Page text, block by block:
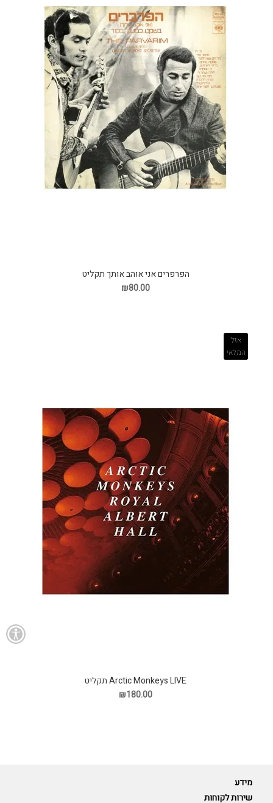
הפרפרים אני אוהב אותך תקליט
₪80.00
אזל
המלאי
Arctic Monkeys LIVE תקליט
₪180.00
מידע
שירות לקוחות